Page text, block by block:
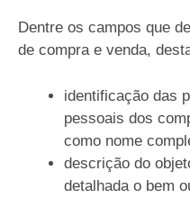
Dentre os campos que
de compra e venda,
identificação das
pessoais dos
como nome
descrição do
detalhada o bem